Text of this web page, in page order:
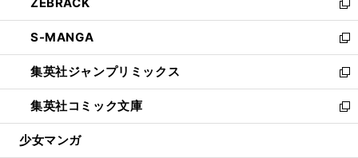
で
開
く
ド
ウ
で
開
く
ィ
ン
ド
ウ
で
開
く
い
ウ
ィ
ン
ド
ウ
で
開
新
し
い
ウ
ィ
ン
ド
ウ
S-MANGA
新
し
い
ウ
ィ
ン
集英社ジャンプリミックス
新
し
い
ウ
集英社コミック文庫
新
し
少女マンガ